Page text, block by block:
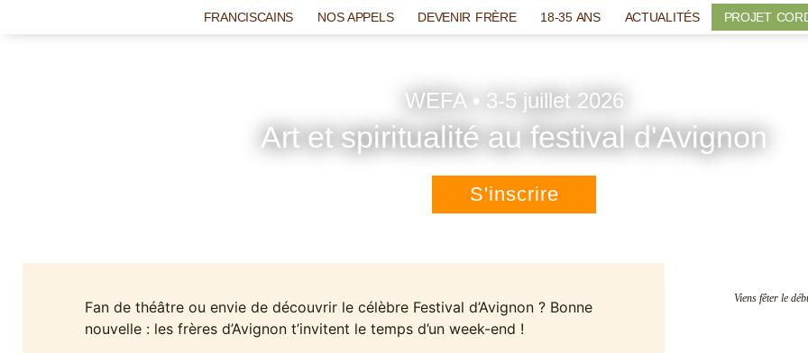
FRANCISCAINS NOS APPELS DEVENIR FRÈRE 18-35 ANS ACTUALITÉS PROJET
WEFA • 3-5 juillet 2026
Art et spiritualité au festival d'Avignon
S'inscrire
Fan de théâtre ou envie de découvrir le célèbre Festival d’Avignon ? Bonne
nouvelle : les frères d’Avignon t’invitent le temps d’un week-end !
Viens fêter le